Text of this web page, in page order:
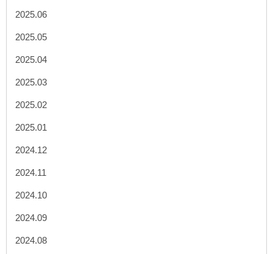
2025.06
2025.05
2025.04
2025.03
2025.02
2025.01
2024.12
2024.11
2024.10
2024.09
2024.08